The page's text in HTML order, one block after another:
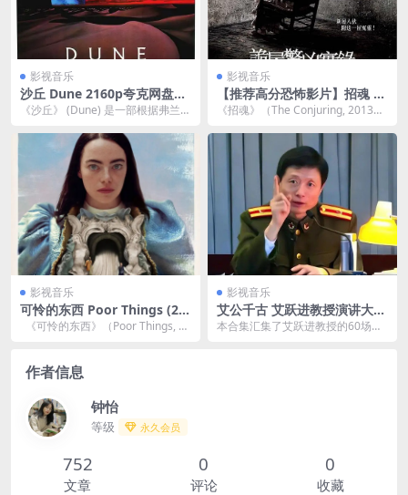
影视音乐
沙丘 Dune 2160p夸克网盘资
源下载
《沙丘》 (Dune) 是一部根据弗兰克
影视音乐
【推荐高分恐怖影片】招魂 T
he Conjuring (2013)【美
国】【豆瓣高分8.1】【未删减
版】 中字 精彩影片
《招魂》（The Conjuring, 2013）
影视音乐
可怜的东西 Poor Things (20
23)网盘资源下载
《可怜的东西》（Poor Things, 20
影视音乐
艾公千古 艾跃进教授演讲大合
集 60场全字幕版 稀缺资源
本合集汇集了艾跃进教授的60场经
作者信息
钟怡
等级 永久会员
752
文章
0
评论
0
收藏